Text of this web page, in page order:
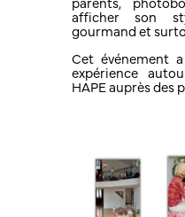
parents,
afficher son
gourmand et
Cet événement
expérience
HAPE auprès des